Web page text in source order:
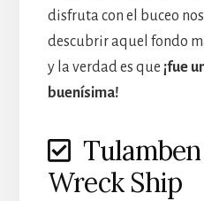
disfruta con el buceo
descubrir aquel fondo
y la verdad es que ¡fue
buenísima!
Tulamben
Wreck Ship